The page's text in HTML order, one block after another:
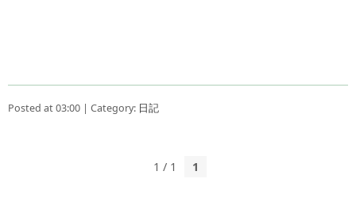
Posted at 03:00 | Category: 日記
1 / 1 1